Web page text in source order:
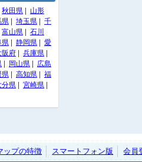
秋田県 | 山形
県 | 埼玉県 | 千
富山県 | 石川
県 | 静岡県 | 愛
阪府 | 兵庫県 |
| 岡山県 | 広島
県 | 高知県 | 福
分県 | 宮崎県 |
ップの特徴 スマートフォン版 会員